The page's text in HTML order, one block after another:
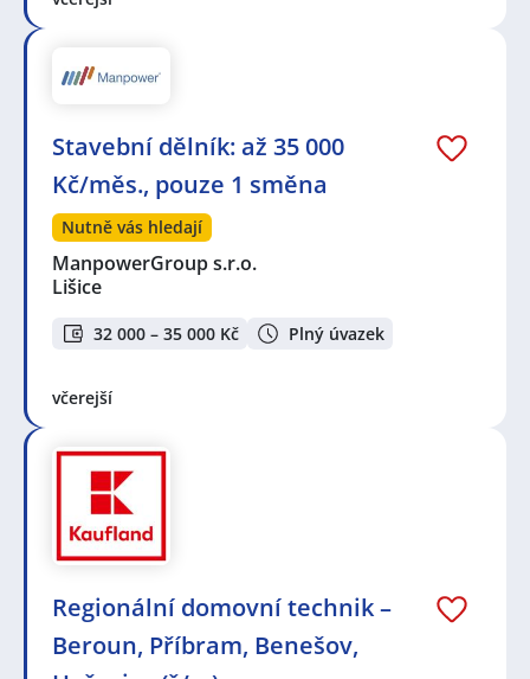
Stavební dělník: až 35 000
Kč/měs., pouze 1 směna
Nutně vás hledají
ManpowerGroup s.r.o.
Lišice
32 000 – 35 000 Kč Plný úvazek
včerejší
Regionální domovní technik –
Beroun, Příbram, Benešov,